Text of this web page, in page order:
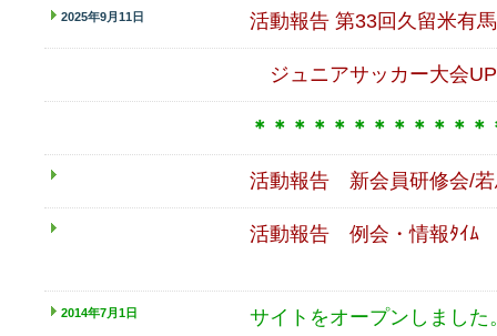
2025年9月11日 活動報告 第33回久留米有
ジュニアサッカー大会
＊＊＊＊＊＊＊＊＊＊＊
活動報告 新会員研修会/若
活動報告 例会・情報ﾀｲﾑ
2014年7月1日 サイトをオープンしました